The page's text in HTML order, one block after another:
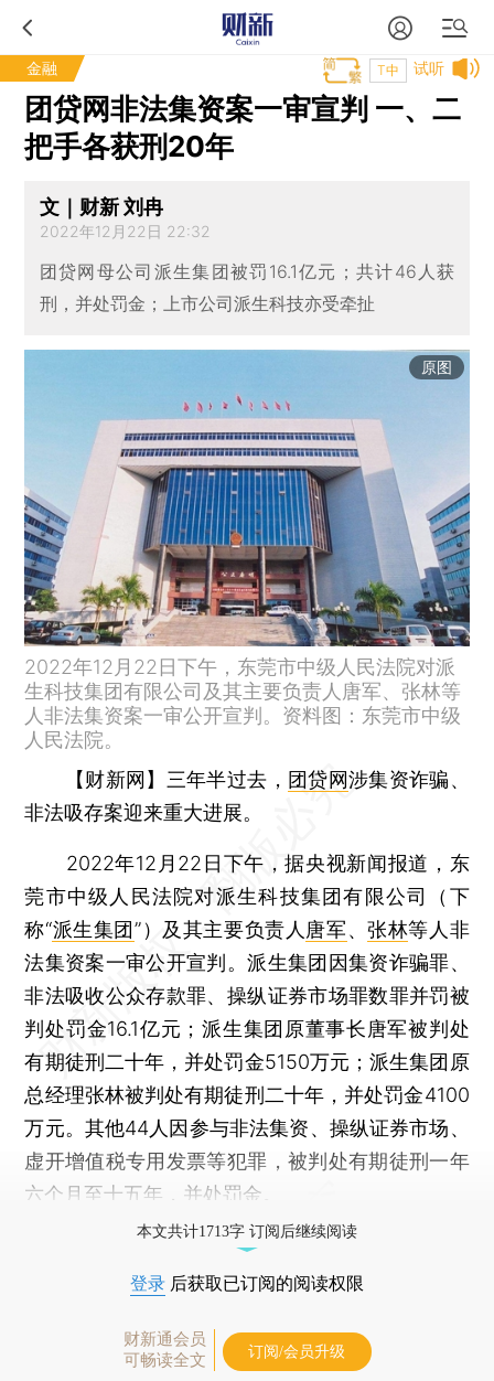
金融 试听
T中
团贷网非法集资案一审宣判 一、二
把手各获刑20年
文｜财新 刘冉
2022年12月22日 22:32
团贷网母公司派生集团被罚16.1亿元；共计46人获
刑，并处罚金；上市公司派生科技亦受牵扯
原图
2022年12月22日下午，东莞市中级人民法院对派
生科技集团有限公司及其主要负责人唐军、张林等
人非法集资案一审公开宣判。资料图：东莞市中级
人民法院。
【财新网】 三年半过去， 团贷网涉集资诈骗、
非法吸存案迎来重大进展。
2022年12月22日下午，据央视新闻报道，东
莞市中级人民法院对派生科技集团有限公司（下
称“派生集团”）及其主要负责人 唐军、张林等人非
法集资案一审公开宣判。派生集团因集资诈骗罪、
非法吸收公众存款罪、操纵证券市场罪数罪并罚被
判处罚金16.1亿元；派生集团原董事长唐军被判处
有期徒刑二十年，并处罚金5150万元；派生集团原
总经理张林被判处有期徒刑二十年，并处罚金4100
万元。其他44人因参与非法集资、操纵证券市场、
虚开增值税专用发票等犯罪，被判处有期徒刑一年
六个月至十五年，并处罚金。
本文共计1713字 订阅后继续阅读
登录 后获取已订阅的阅读权限
财新通会员
可畅读全文
订阅/会员升级